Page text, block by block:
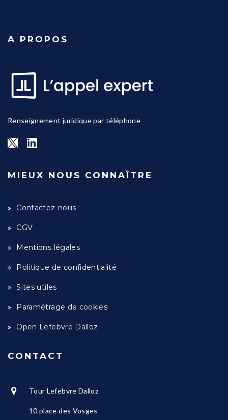
A PROPOS
Renseignement juridique par téléphone
MIEUX NOUS CONNAÎTRE
Contactez-nous
CGV
Mentions légales
Politique de confidentialité
Sites utiles
Paramétrage de cookies
Open Lefebvre Dalloz
CONTACT
Tour Lefebvre Dalloz
10 place des Vosges